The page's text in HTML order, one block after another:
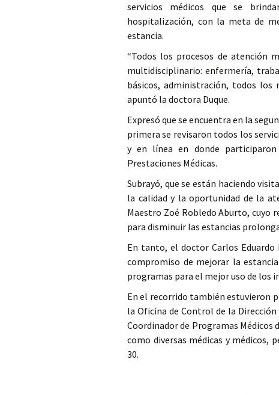
servicios médicos que se
hospitalización, con la meta de
estancia.
“Todos los procesos de atención
multidisciplinario: enfermería,
básicos, administración, todos los
apuntó la doctora Duque.
Expresó que se encuentra en la
primera se revisaron todos los
y en línea en donde
Prestaciones Médicas.
Subrayó, que se están haciendo
la calidad y la oportunidad de la
Maestro Zoé Robledo Aburto, cuyo
para disminuir las estancias
En tanto, el doctor Carlos
compromiso de mejorar la
programas para el mejor uso de los
En el recorrido también estuvieron
la Oficina de Control de la Dirección
Coordinador de Programas Médicos
como diversas médicas y médicos,
30.